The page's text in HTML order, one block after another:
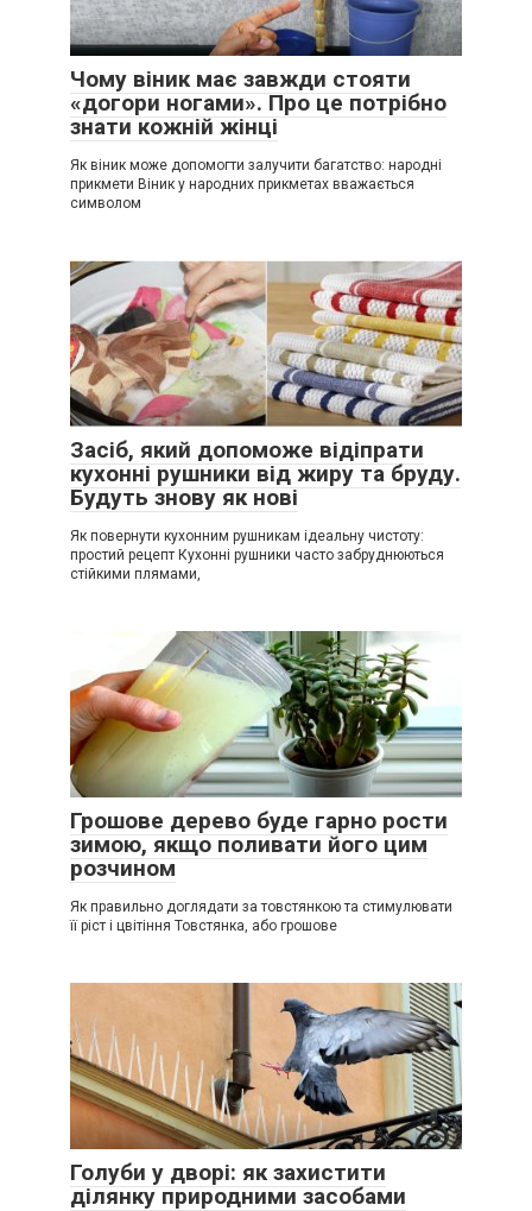
Чому віник має завжди стояти
«догори ногами». Про це потрібно
знати кожній жінці
Як віник може допомогти залучити багатство: народні
прикмети Віник у народних прикметах вважається
символом
Засіб, який допоможе відіпрати
кухонні рушники від жиру та бруду.
Будуть знову як нові
Як повернути кухонним рушникам ідеальну чистоту:
простий рецепт Кухонні рушники часто забруднюються
стійкими плямами,
Грошове дерево буде гарно рости
зимою, якщо поливати його цим
розчином
Як правильно доглядати за товстянкою та стимулювати
її ріст і цвітіння Товстянка, або грошове
Голуби у дворі: як захистити
ділянку природними засобами